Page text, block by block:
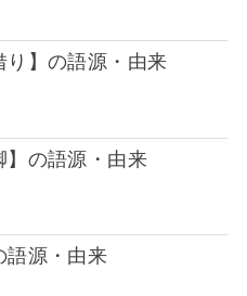
】の語源・由来
】の語源・由来
語源・由来